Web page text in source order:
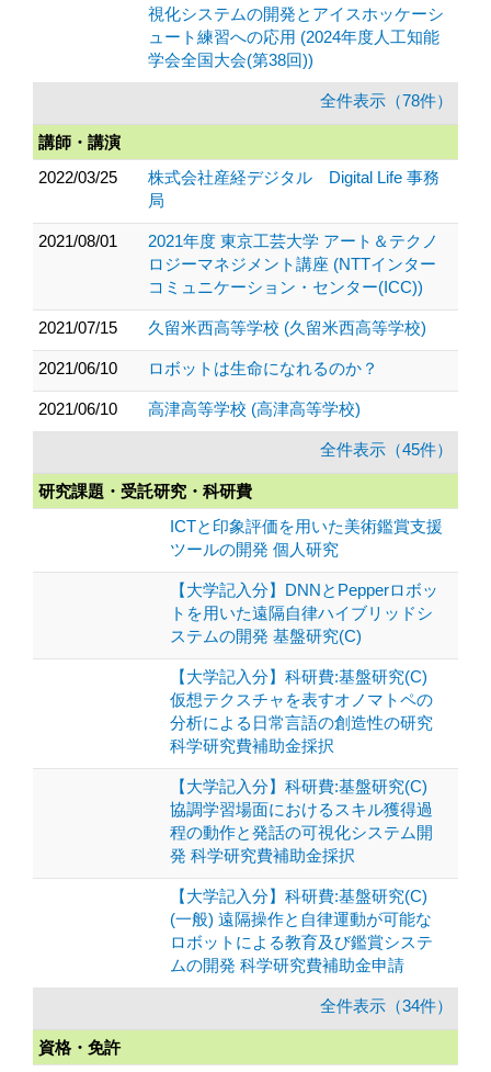
視化システムの開発とアイスホッケーシ
ュート練習への応用 (2024年度人工知能
学会全国大会(第38回))
全件表示（78件）
講師・講演
2022/03/25
株式会社産経デジタル Digital Life 事務
局
2021/08/01
2021年度 東京工芸大学 アート＆テクノ
ロジーマネジメント講座 (NTTインター
コミュニケーション・センター(ICC))
2021/07/15 久留米西高等学校 (久留米西高等学校)
2021/06/10 ロボットは生命になれるのか？
2021/06/10 高津高等学校 (高津高等学校)
全件表示（45件）
研究課題・受託研究・科研費
ICTと印象評価を用いた美術鑑賞支援
ツールの開発 個人研究
【大学記入分】DNNとPepperロボッ
トを用いた遠隔自律ハイブリッドシ
ステムの開発 基盤研究(C)
【大学記入分】科研費:基盤研究(C)
仮想テクスチャを表すオノマトペの
分析による日常言語の創造性の研究
科学研究費補助金採択
【大学記入分】科研費:基盤研究(C)
協調学習場面におけるスキル獲得過
程の動作と発話の可視化システム開
発 科学研究費補助金採択
【大学記入分】科研費:基盤研究(C)
(一般) 遠隔操作と自律運動が可能な
ロボットによる教育及び鑑賞システ
ムの開発 科学研究費補助金申請
全件表示（34件）
資格・免許